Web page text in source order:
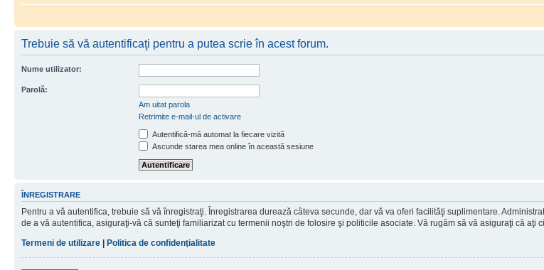
Trebuie să vă autentificaţi pentru a putea scrie în acest forum.
Nume utilizator:
Parolă:
Am uitat parola
Retrimite e-mail-ul de activare
Autentifică-mă automat la fiecare vizită
Ascunde starea mea online în această sesiune
ÎNREGISTRARE
Pentru a vă autentifica, trebuie să vă înregistraţi. Înregistrarea durează câteva secunde, dar vă va oferi facilităţi suplimentare.
de a vă autentifica, asiguraţi-vă că sunteţi familiarizat cu termenii noştri de folosire şi politicile asociate. Vă rugăm să vă asiguraţi că aţi
Termeni de utilizare | Politica de confidenţialitate